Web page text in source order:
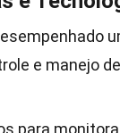
e manejo
para